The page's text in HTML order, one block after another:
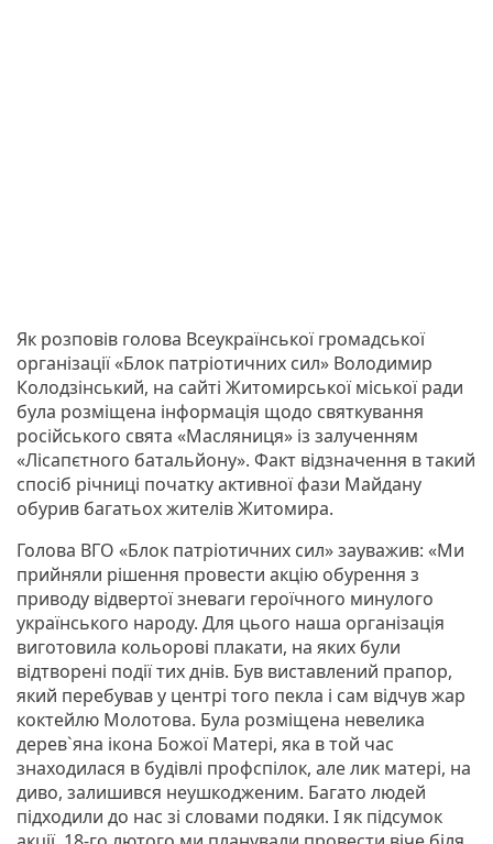
Як розповів голова Всеукраїнської громадської
організації «Блок патріотичних сил» Володимир
Колодзінський, на сайті Житомирської міської ради
була розміщена інформація щодо святкування
російського свята «Масляниця» із залученням
«Лісапєтного батальйону». Факт відзначення в такий
спосіб річниці початку активної фази Майдану
обурив багатьох жителів Житомира.
Голова ВГО «Блок патріотичних сил» зауважив: «Ми
прийняли рішення провести акцію обурення з
приводу відвертої зневаги героїчного минулого
українського народу. Для цього наша організація
виготовила кольорові плакати, на яких були
відтворені події тих днів. Був виставлений прапор,
який перебував у центрі того пекла і сам відчув жар
коктейлю Молотова. Була розміщена невелика
дерев`яна ікона Божої Матері, яка в той час
знаходилася в будівлі профспілок, але лик матері, на
диво, залишився неушкодженим. Багато людей
підходили до нас зі словами подяки. І як підсумок